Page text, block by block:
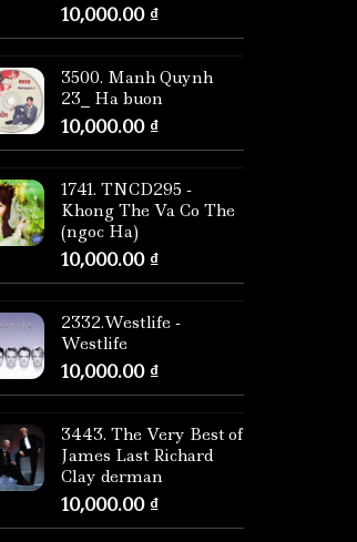
10,000.00 ₫
3500. Manh Quynh
23_ Ha buon
10,000.00 ₫
1741. TNCD295 -
Khong The Va Co The
(ngoc Ha)
10,000.00 ₫
2332.Westlife -
Westlife
10,000.00 ₫
3443. The Very Best of
James Last Richard
Clay derman
10,000.00 ₫